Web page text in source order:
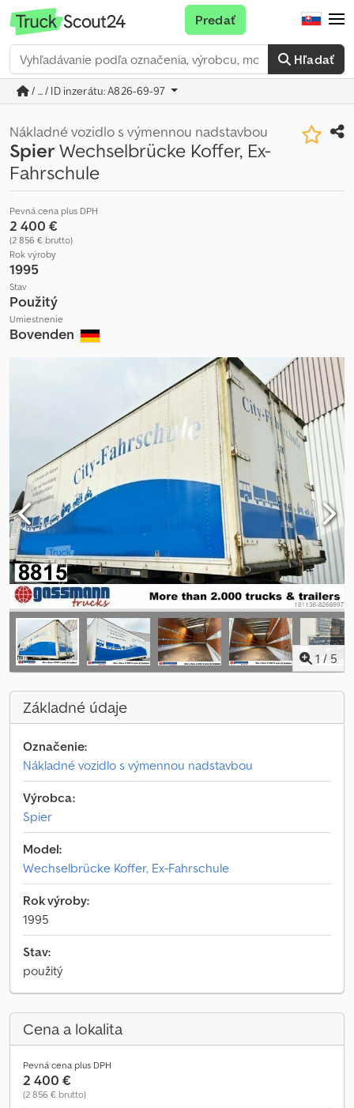
Hľadať
Predať
/ ... / ID inzerátu: A826-69-97
Nákladné vozidlo s výmennou nadstavbou
SpierWechselbrücke Koffer, Ex-
Fahrschule
Pevná cena plus DPH
2 400 €
(2 856 € brutto)
Rok výroby
1995
Stav
Použitý
Umiestnenie
Bovenden
1 / 5
Základné údaje
Označenie:
Nákladné vozidlo s výmennou nadstavbou
Výrobca:
Spier
Model:
Wechselbrücke Koffer, Ex-Fahrschule
Rok výroby:
1995
Stav:
použitý
Cena a lokalita
Pevná cena plus DPH
2 400 €
(2 856 € brutto)